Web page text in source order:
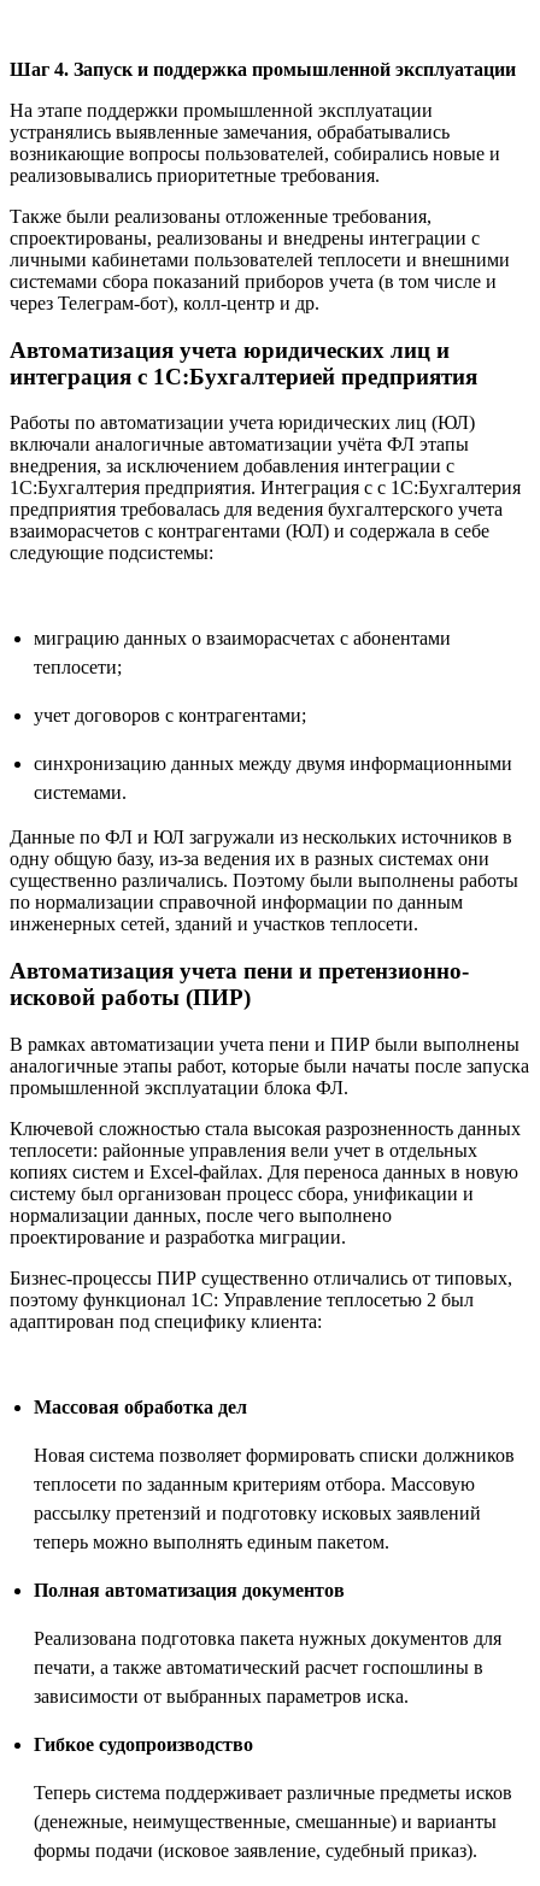
Шаг 4. Запуск и поддержка промышленной эксплуатации
На этапе поддержки промышленной эксплуатации
устранялись выявленные замечания, обрабатывались
возникающие вопросы пользователей, собирались новые и
реализовывались приоритетные требования.
Также были реализованы отложенные требования,
спроектированы, реализованы и внедрены интеграции с
личными кабинетами пользователей теплосети и внешними
системами сбора показаний приборов учета (в том числе и
через Телеграм-бот), колл-центр и др.
Автоматизация учета юридических лиц и
интеграция с 1С:Бухгалтерией предприятия
Работы по автоматизации учета юридических лиц (ЮЛ)
включали аналогичные автоматизации учёта ФЛ этапы
внедрения, за исключением добавления интеграции с
1С:Бухгалтерия предприятия. Интеграция с с 1С:Бухгалтерия
предприятия требовалась для ведения бухгалтерского учета
взаиморасчетов с контрагентами (ЮЛ) и содержала в себе
следующие подсистемы:
миграцию данных о взаиморасчетах с абонентами
теплосети;
учет договоров с контрагентами;
синхронизацию данных между двумя информационными
системами.
Данные по ФЛ и ЮЛ загружали из нескольких источников в
одну общую базу, из-за ведения их в разных системах они
существенно различались. Поэтому были выполнены работы
по нормализации справочной информации по данным
инженерных сетей, зданий и участков теплосети.
Автоматизация учета пени и претензионно-
исковой работы (ПИР)
В рамках автоматизации учета пени и ПИР были выполнены
аналогичные этапы работ, которые были начаты после запуска
промышленной эксплуатации блока ФЛ.
Ключевой сложностью стала высокая разрозненность данных
теплосети: районные управления вели учет в отдельных
копиях систем и Excel-файлах. Для переноса данных в новую
систему был организован процесс сбора, унификации и
нормализации данных, после чего выполнено
проектирование и разработка миграции.
Бизнес-процессы ПИР существенно отличались от типовых,
поэтому функционал 1С: Управление теплосетью 2 был
адаптирован под специфику клиента:
Массовая обработка дел
Новая система позволяет формировать списки должников
теплосети по заданным критериям отбора. Массовую
рассылку претензий и подготовку исковых заявлений
теперь можно выполнять единым пакетом.
Полная автоматизация документов
Реализована подготовка пакета нужных документов для
печати, а также автоматический расчет госпошлины в
зависимости от выбранных параметров иска.
Гибкое судопроизводство
Теперь система поддерживает различные предметы исков
(денежные, неимущественные, смешанные) и варианты
формы подачи (исковое заявление, судебный приказ).